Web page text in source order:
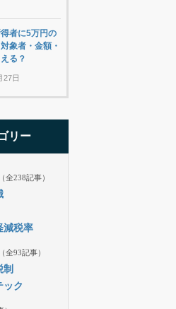
者に5万円の
象者・金額・
る？
27日
リー
（全238記事）
減税率
（全93記事）
制
ック